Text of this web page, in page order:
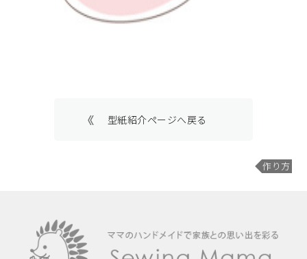
型紙紹介ページへ戻る
作り方